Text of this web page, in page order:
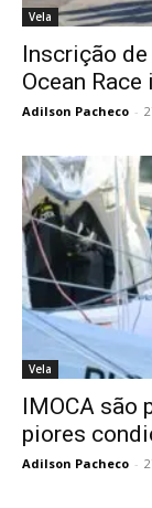
Vela
Inscrição
Ocean
Adilson Pacheco -
Vela
IMOCA são
piores
Adilson Pacheco -